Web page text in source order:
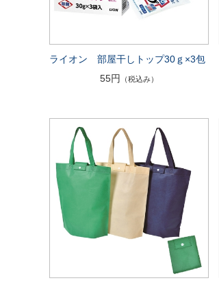
ライオン 部屋干しトップ30ｇ×3包
55円
（税込み）